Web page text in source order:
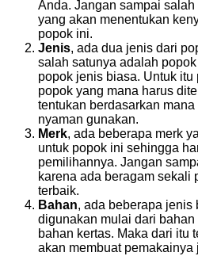
Anda. Jangan sampai
yang akan menentukan
popok ini.
Jenis, ada dua jenis dari
salah satunya adalah
popok jenis biasa. Untuk
popok yang mana harus
tentukan berdasarkan
nyaman gunakan.
Merk, ada beberapa merk
untuk popok ini sehingga
pemilihannya. Jangan
karena ada beragam sekali
terbaik.
Bahan, ada beberapa jenis
digunakan mulai dari
bahan kertas. Maka dari itu
akan membuat pemakainya